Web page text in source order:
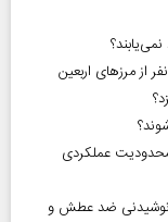
نمی‌یابند؟
۱۰.۵ میلیون نفر با محدودیت عملکردی
نوشیدنی ضد عطش و